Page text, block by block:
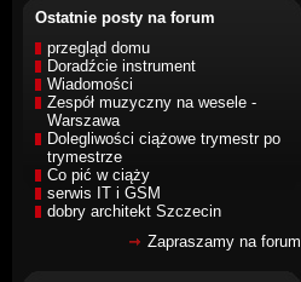
Ostatnie posty na forum
przegląd domu
Doradźcie instrument
Wiadomości
Zespół muzyczny na wesele -
Warszawa
Dolegliwości ciążowe trymestr po
trymestrze
Co pić w ciąży
serwis IT i GSM
dobry architekt Szczecin
Zapraszamy na forum